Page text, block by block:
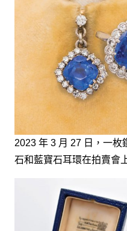
2023 年 3 月 27 日，一
石和藍寶石耳環在拍賣會